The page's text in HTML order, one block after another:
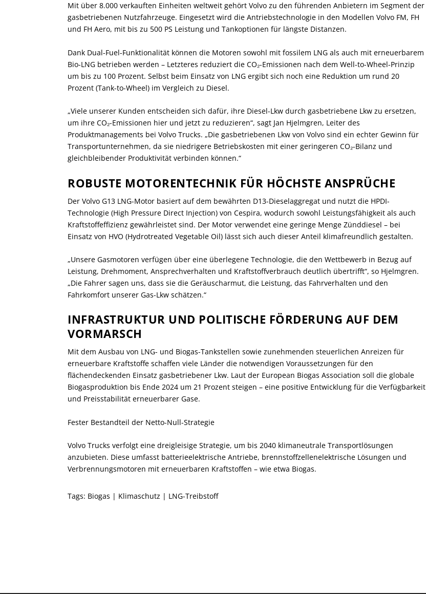
Mit über 8.000 verkauften Einheiten weltweit gehört Volvo zu den führenden Anbietern im Segment der
gasbetriebenen Nutzfahrzeuge. Eingesetzt wird die Antriebstechnologie in den Modellen Volvo FM, FH
und FH Aero, mit bis zu 500 PS Leistung und Tankoptionen für längste Distanzen.
Dank Dual-Fuel-Funktionalität können die Motoren sowohl mit fossilem LNG als auch mit erneuerbarem
Bio-LNG betrieben werden – Letzteres reduziert die CO₂-Emissionen nach dem Well-to-Wheel-Prinzip
um bis zu 100 Prozent. Selbst beim Einsatz von LNG ergibt sich noch eine Reduktion um rund 20
Prozent (Tank-to-Wheel) im Vergleich zu Diesel.
„Viele unserer Kunden entscheiden sich dafür, ihre Diesel-Lkw durch gasbetriebene Lkw zu ersetzen,
um ihre CO₂-Emissionen hier und jetzt zu reduzieren“, sagt Jan Hjelmgren, Leiter des
Produktmanagements bei Volvo Trucks. „Die gasbetriebenen Lkw von Volvo sind ein echter Gewinn für
Transportunternehmen, da sie niedrigere Betriebskosten mit einer geringeren CO₂-Bilanz und
gleichbleibender Produktivität verbinden können.“
ROBUSTE MOTORENTECHNIK FÜR HÖCHSTE ANSPRÜCHE
Der Volvo G13 LNG-Motor basiert auf dem bewährten D13-Dieselaggregat und nutzt die HPDI-
Technologie (High Pressure Direct Injection) von Cespira, wodurch sowohl Leistungsfähigkeit als auch
Kraftstoffeffizienz gewährleistet sind. Der Motor verwendet eine geringe Menge Zünddiesel – bei
Einsatz von HVO (Hydrotreated Vegetable Oil) lässt sich auch dieser Anteil klimafreundlich gestalten.
„Unsere Gasmotoren verfügen über eine überlegene Technologie, die den Wettbewerb in Bezug auf
Leistung, Drehmoment, Ansprechverhalten und Kraftstoffverbrauch deutlich übertrifft“, so Hjelmgren.
„Die Fahrer sagen uns, dass sie die Geräuscharmut, die Leistung, das Fahrverhalten und den
Fahrkomfort unserer Gas-Lkw schätzen.“
INFRASTRUKTUR UND POLITISCHE FÖRDERUNG AUF DEM
VORMARSCH
Mit dem Ausbau von LNG- und Biogas-Tankstellen sowie zunehmenden steuerlichen Anreizen für
erneuerbare Kraftstoffe schaffen viele Länder die notwendigen Voraussetzungen für den
flächendeckenden Einsatz gasbetriebener Lkw. Laut der European Biogas Association soll die globale
Biogasproduktion bis Ende 2024 um 21 Prozent steigen – eine positive Entwicklung für die Verfügbarkeit
und Preisstabilität erneuerbarer Gase.
Fester Bestandteil der Netto-Null-Strategie
Volvo Trucks verfolgt eine dreigleisige Strategie, um bis 2040 klimaneutrale Transportlösungen
anzubieten. Diese umfasst batterieelektrische Antriebe, brennstoffzellenelektrische Lösungen und
Verbrennungsmotoren mit erneuerbaren Kraftstoffen – wie etwa Biogas.
Tags: Biogas | Klimaschutz | LNG-Treibstoff